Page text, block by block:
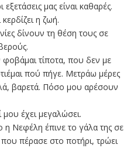
μας είναι καθαρές.
η ζωή.
δίνουν τη θέση τους σε
τίποτα, που δεν με
πού πήγε. Μετράω μέρες
βαρετά. Πόσο μου αρέσουν
έχει μεγαλώσει.
Νεφέλη έπινε το γάλα της σε
πέρασε στο ποτήρι, τρώει